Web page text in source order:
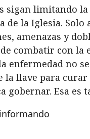
sigan limitando
de la Iglesia.
amenazas y
combatir con
enfermedad no
la llave para
Esa es